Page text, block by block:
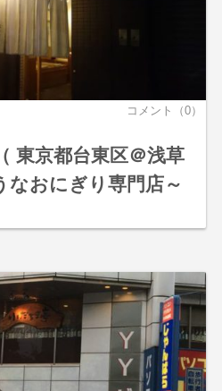
コメント（0）
東京都台東区＠浅草
おにぎり専門店～